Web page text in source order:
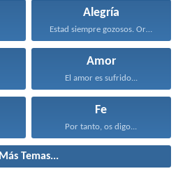
Alegría
Estad siempre gozosos. Orad...
Amor
El amor es sufrido...
Fe
Por tanto, os digo...
Más Temas...